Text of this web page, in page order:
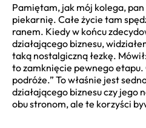
Pamiętam, jak mój kolega,
piekarnię. Całe życie tam
ranem. Kiedy w końcu
działającego biznesu,
taką nostalgiczną łezkę.
to zamknięcie pewnego etapu.
podróże.” To właśnie jest
działającego biznesu czy jego
obu stronom, ale te korzyści